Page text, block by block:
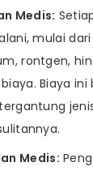
Medis:
mulai
rontgen,
Biaya ini
Medis: